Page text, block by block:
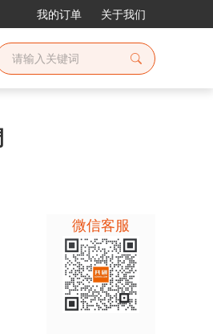
我的订单 关于我们
微信客服